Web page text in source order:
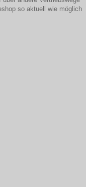
so aktuell wie möglich